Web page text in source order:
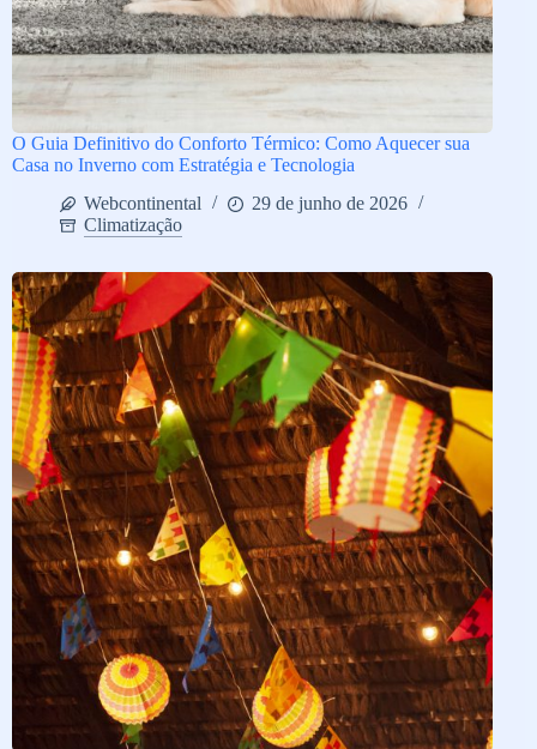
O Guia Definitivo do Conforto Térmico: Como Aquecer sua
Casa no Inverno com Estratégia e Tecnologia
Webcontinental
29 de junho de 2026
Climatização